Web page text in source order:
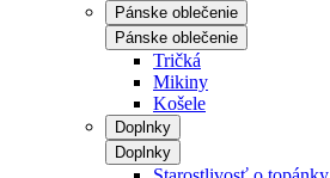
Pánske oblečenie
Pánske oblečenie
Tričká
Mikiny
Košele
Doplnky
Doplnky